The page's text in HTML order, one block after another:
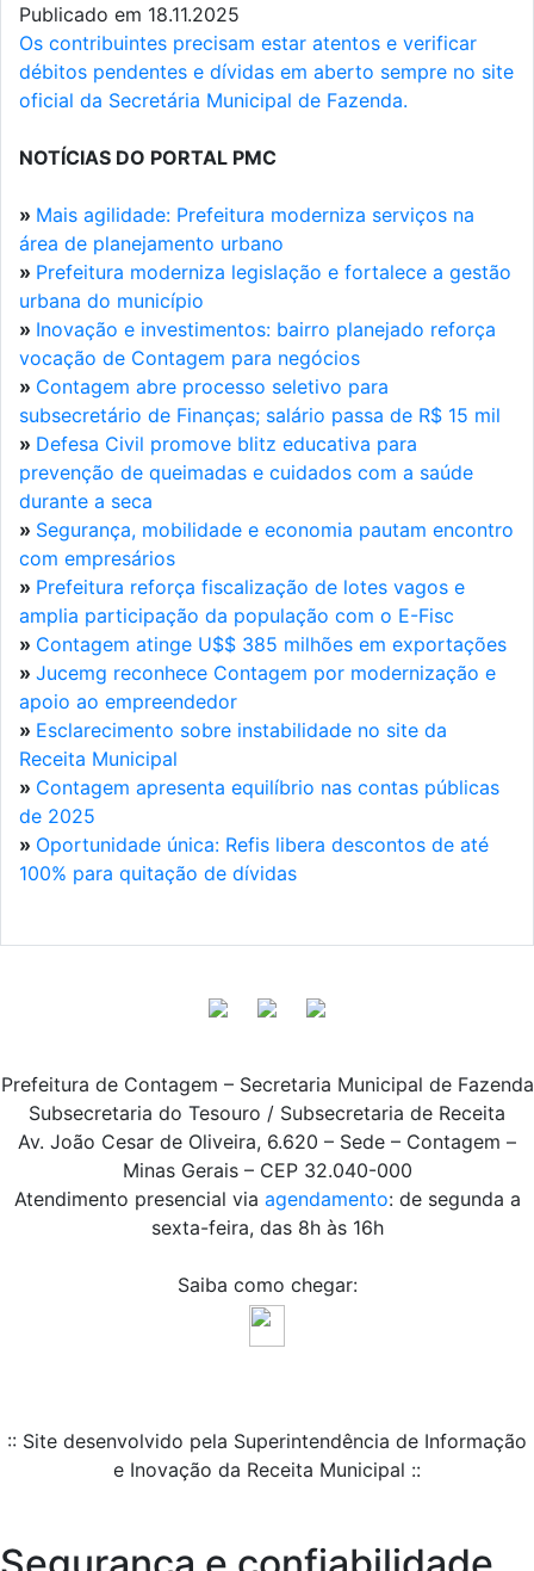
Publicado em 18.11.2025
Os contribuintes precisam estar atentos e verificar
débitos pendentes e dívidas em aberto sempre no site
oficial da Secretária Municipal de Fazenda.
NOTÍCIAS DO PORTAL PMC
» Mais agilidade: Prefeitura moderniza serviços na
área de planejamento urbano
» Prefeitura moderniza legislação e fortalece a gestão
urbana do município
» Inovação e investimentos: bairro planejado reforça
vocação de Contagem para negócios
» Contagem abre processo seletivo para
subsecretário de Finanças; salário passa de R$ 15 mil
» Defesa Civil promove blitz educativa para
prevenção de queimadas e cuidados com a saúde
durante a seca
» Segurança, mobilidade e economia pautam encontro
com empresários
» Prefeitura reforça fiscalização de lotes vagos e
amplia participação da população com o E-Fisc
» Contagem atinge U$$ 385 milhões em exportações
» Jucemg reconhece Contagem por modernização e
apoio ao empreendedor
» Esclarecimento sobre instabilidade no site da
Receita Municipal
» Contagem apresenta equilíbrio nas contas públicas
de 2025
» Oportunidade única: Refis libera descontos de até
100% para quitação de dívidas
Prefeitura de Contagem – Secretaria Municipal de Fazenda
Subsecretaria do Tesouro / Subsecretaria de Receita
Av. João Cesar de Oliveira, 6.620 – Sede – Contagem –
Minas Gerais – CEP 32.040-000
Atendimento presencial via agendamento: de segunda a
sexta-feira, das 8h às 16h
Saiba como chegar:
:: Site desenvolvido pela Superintendência de Informação
e Inovação da Receita Municipal ::